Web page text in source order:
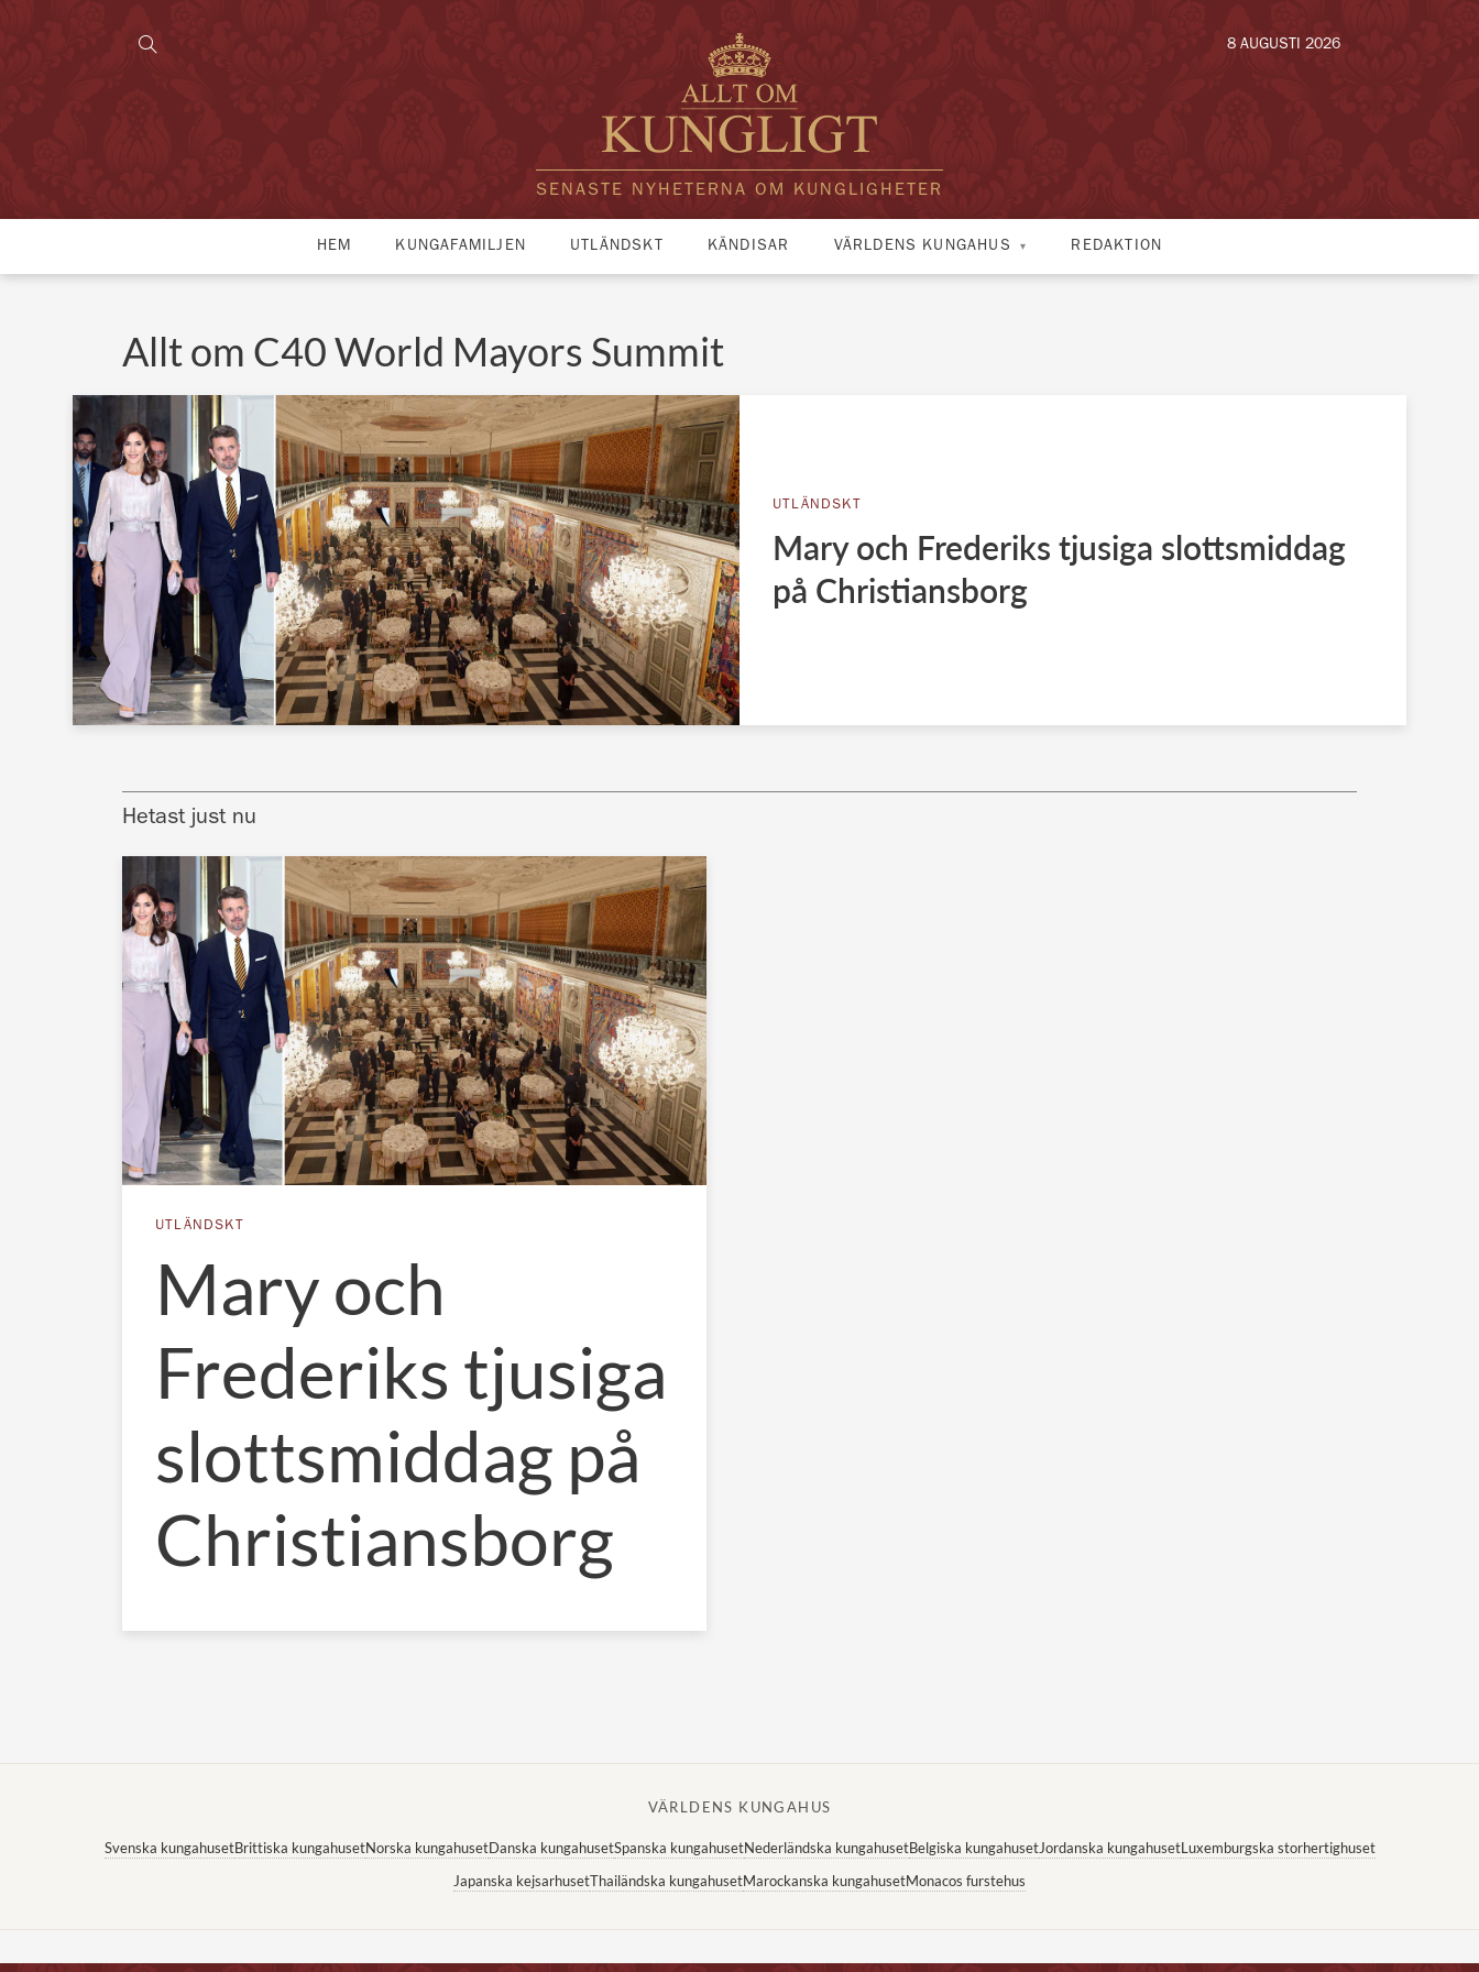
SENASTE NYHETERNA OM KUNGLIGHETER
8 AUGUSTI 2026
HEM KUNGAFAMILJEN UTLÄNDSKT KÄNDISAR VÄRLDENS KUNGAHUS REDAKTION
Allt om C40 World Mayors Summit
UTLÄNDSKT
Mary och Frederiks tjusiga slottsmiddag
på Christiansborg
Hetast just nu
UTLÄNDSKT
Mary och
Frederiks tjusiga
slottsmiddag på
Christiansborg
VÄRLDENS KUNGAHUS
Svenska kungahusetBrittiska kungahusetNorska kungahusetDanska kungahusetSpanska kungahusetNederländska kungahusetBelgiska kungahusetJordanska kungahusetLuxemburgska storhertighuset
Japanska kejsarhusetThailändska kungahusetMarockanska kungahusetMonacos furstehus